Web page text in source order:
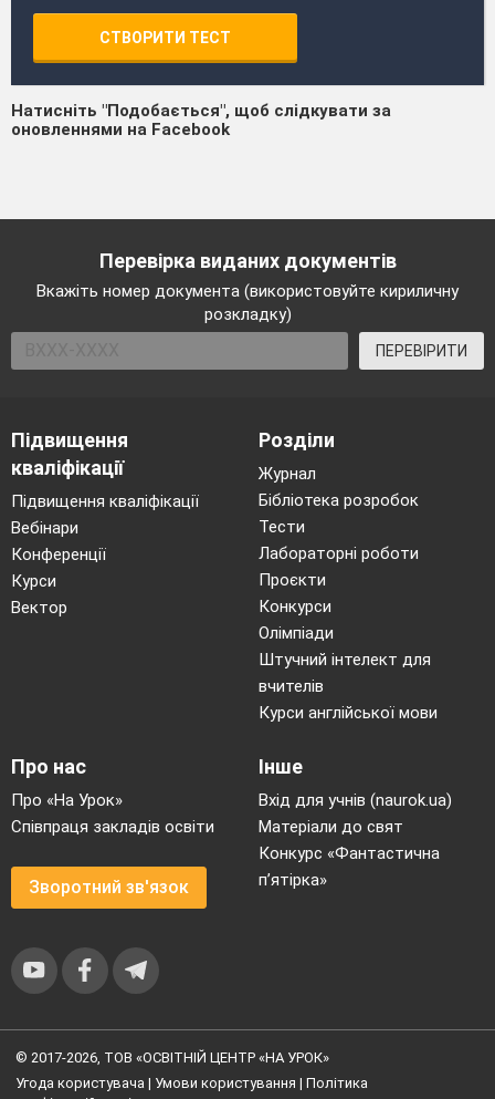
СТВОРИТИ ТЕСТ
Натисніть "Подобається", щоб слідкувати за
оновленнями на Facebook
Перевірка виданих документів
Вкажіть номер документа (використовуйте кириличну
розкладку)
ПЕРЕВІРИТИ
Підвищення
кваліфікації
Підвищення кваліфікації
Вебінари
Конференції
Курси
Вектор
Розділи
Журнал
Бібліотека розробок
Тести
Лабораторні роботи
Проєкти
Конкурси
Олімпіади
Штучний інтелект для
вчителів
Курси англійської мови
Про нас
Про «На Урок»
Співпраця закладів освіти
Зворотний зв'язок
Інше
Вхід для учнів (naurok.ua)
Матеріали до свят
Конкурс «Фантастична
п’ятірка»
© 2017-2026, ТОВ «ОСВІТНІЙ ЦЕНТР «НА УРОК»
Угода користувача | Умови користування | Політика